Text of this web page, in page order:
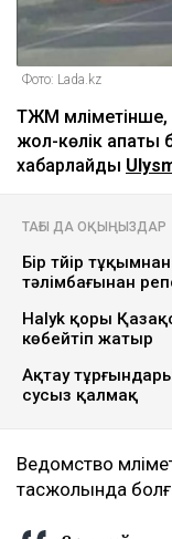
Фото: Lada.kz
ТЖМ
жол-көлік апаты
хабарлайды
ТАҒЫ ДА ОҚЫҢЫЗДАР
Бір түйір
тәлімбағынан
Halyk қоры
көбейтіп жатыр
Ақтау
сусыз қалмақ
Ведомство
тасжолында